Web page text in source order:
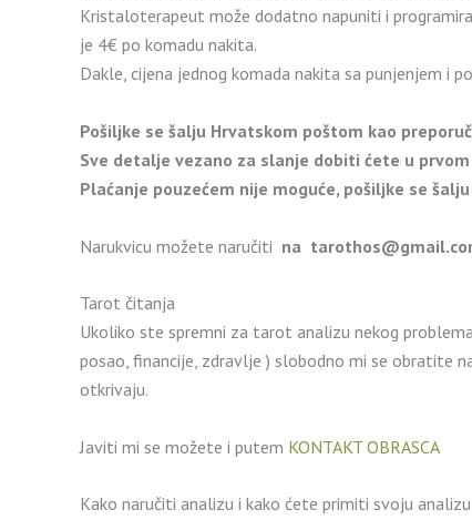
Kristaloterapeut može dodatno napuniti i
je 4€ po komadu nakita.
Dakle, cijena jednog komada nakita sa punjenjem i
Pošiljke se šalju Hrvatskom poštom kao
Sve detalje vezano za slanje dobiti ćete u
Plaćanje pouzećem nije moguće, pošiljke se
Narukvicu možete naručiti na
Tarot čitanja
Ukoliko ste spremni za tarot analizu nekog
posao, financije, zdravlje ) slobodno mi se obratite
otkrivaju.
Javiti mi se možete i putem KONTAKT OBRASCA
Kako naručiti analizu i kako ćete primiti svoju analizu